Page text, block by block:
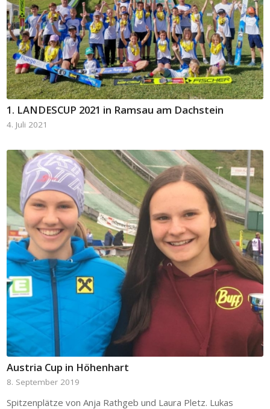
1. LANDESCUP 2021 in Ramsau am Dachstein
4. Juli 2021
Austria Cup in Höhenhart
8. September 2019
Spitzenplätze von Anja Rathgeb und Laura Pletz. Lukas